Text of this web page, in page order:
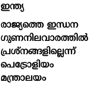
ഇന്ത്യ
രാജ്യത്തെ ഇന്ധന
ഗുണനിലവാരത്തില്‍
പ്രശ്‌നങ്ങളില്ലെന്ന്
പെട്രോളിയം
മന്ത്രാലയം